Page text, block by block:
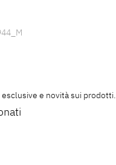
e novità sui prodotti.